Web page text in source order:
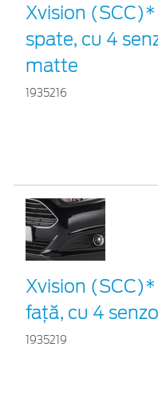
Xvision
spate, cu 4
matte
1935216
Xvision
faţă, cu 4
1935219